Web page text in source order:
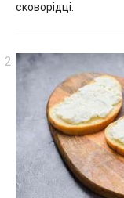
сковорідці.